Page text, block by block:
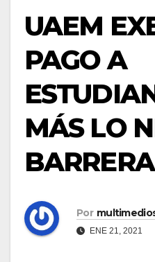
UAEM
PAGO A
MÁS LO
Por
ENE 21, 2021